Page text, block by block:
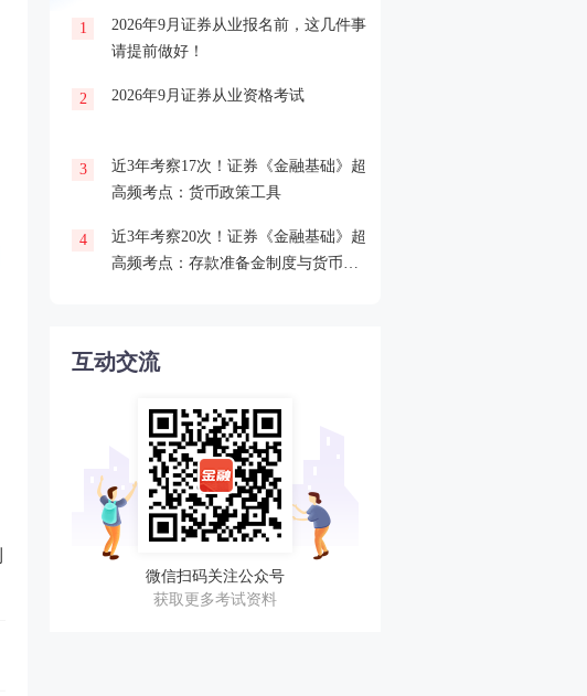
1
2026年9月证券从业报名前，这几件事
请提前做好！
2 2026年9月证券从业资格考试
3
近3年考察17次！证券《金融基础》超
高频考点：货币政策工具
4
近3年考察20次！证券《金融基础》超
高频考点：存款准备金制度与货币乘
互动交流
微信扫码关注公众号
获取更多考试资料